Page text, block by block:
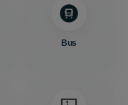
Bus